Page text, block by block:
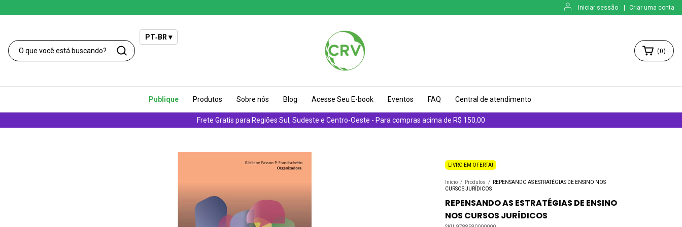
Iniciar sessão Criar uma conta
Frete Gratis para Regiões Sul, Sudeste e Centro-Oeste - Para compras acima de R$ 150,00
(0)
Publique Produtos Sobre nós Blog Acesse Seu E-book Eventos FAQ Central de atendimento
PT‑BR ▾
LIVRO EM OFERTA!
Início / Produtos /
REPENSANDO AS ESTRATÉGIAS DE ENSINO NOS
CURSOS JURÍDICOS
REPENSANDO AS ESTRATÉGIAS DE ENSINO
NOS CURSOS JURÍDICOS